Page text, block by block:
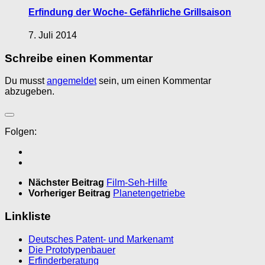
Erfindung der Woche- Gefährliche Grillsaison
7. Juli 2014
Schreibe einen Kommentar
Du musstangemeldetsein, um einen Kommentar
abzugeben.
Folgen:
Nächster Beitrag Film-Seh-Hilfe
Vorheriger Beitrag Planetengetriebe
Linkliste
Deutsches Patent- und Markenamt
Die Prototypenbauer
Erfinderberatung